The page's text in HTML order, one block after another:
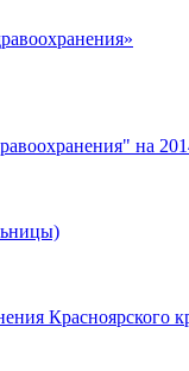
на
Красноярского